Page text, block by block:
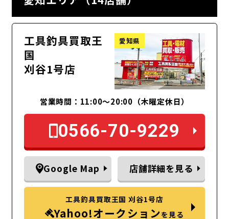
工具釣具買取王
国
刈谷1号店
愛知県
営業時間：11:00～20:00（木曜定休日）
0566-70-9229
Google Map 店舗詳細を見る
工具釣具買取王国 刈谷1号店
Yahoo!オークションを見る